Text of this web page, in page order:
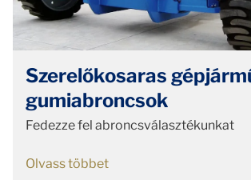
Szerelőkosaras
gumiabroncsok
Fedezze fel abroncsválasztékunkat
Olvass többet